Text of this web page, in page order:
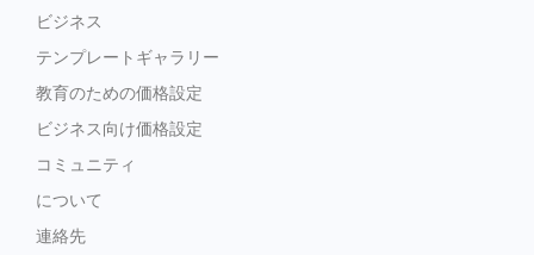
ビジネス
テンプレートギャラリー
教育のための価格設定
ビジネス向け価格設定
コミュニティ
について
連絡先